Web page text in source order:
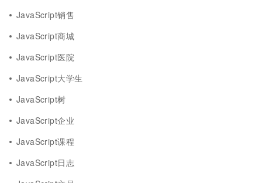
JavaScript销售
JavaScript商城
JavaScript医院
JavaScript大学生
JavaScript树
JavaScript企业
JavaScript课程
JavaScript日志